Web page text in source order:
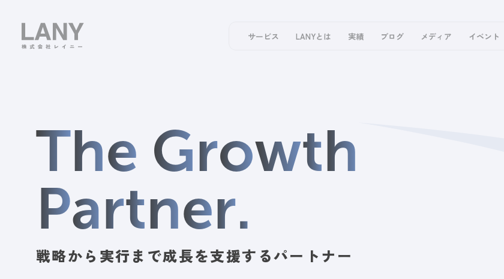
サービス LANYとは 実績 ブログ メディア イベント
The Growth
Partner.
戦略から実行まで成長を支援するパートナー